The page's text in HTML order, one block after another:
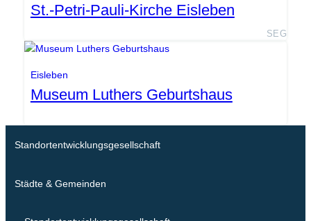
St.-Petri-Pauli-Kirche Eisleben
SEG
Eisleben
Museum Luthers Geburtshaus
Standortentwicklungsgesellschaft
Städte & Gemeinden